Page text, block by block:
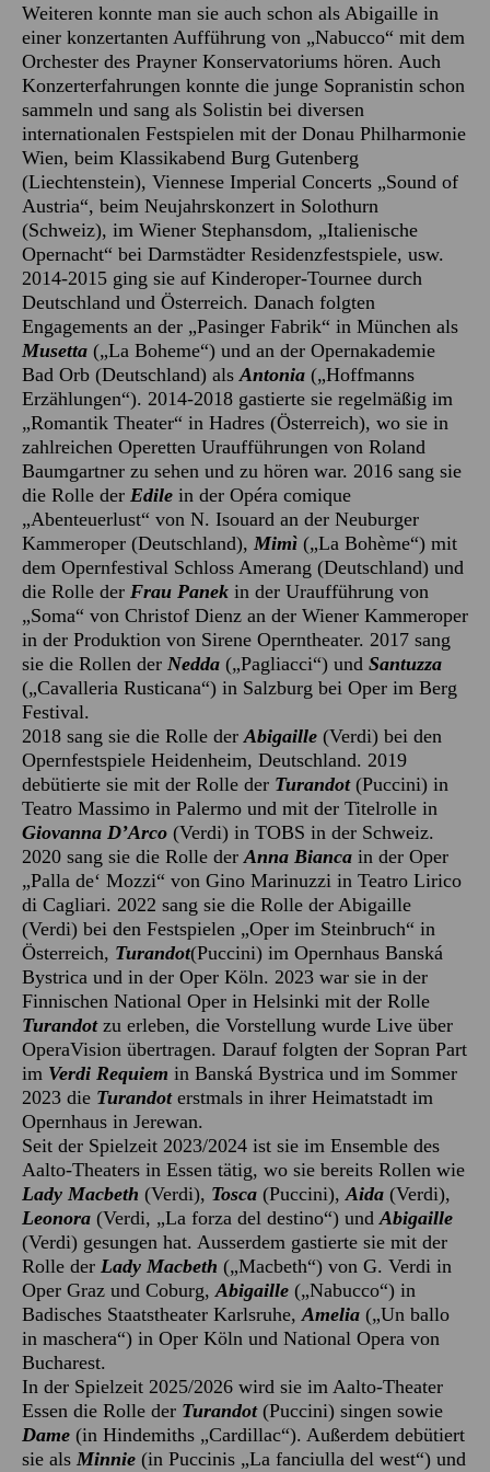
Weiteren konnte man sie auch schon als Abigaille in
einer konzertanten Aufführung von „Nabucco“ mit dem
Orchester des Prayner Konservatoriums hören. Auch
Konzerterfahrungen konnte die junge Sopranistin schon
sammeln und sang als Solistin bei diversen
internationalen Festspielen mit der Donau Philharmonie
Wien, beim Klassikabend Burg Gutenberg
(Liechtenstein), Viennese Imperial Concerts „Sound of
Austria“, beim Neujahrskonzert in Solothurn
(Schweiz), im Wiener Stephansdom, „Italienische
Opernacht“ bei Darmstädter Residenzfestspiele, usw.
2014-2015 ging sie auf Kinderoper-Tournee durch
Deutschland und Österreich. Danach folgten
Engagements an der „Pasinger Fabrik“ in München als
Musetta („La Boheme“) und an der Opernakademie
Bad Orb (Deutschland) alsAntonia („Hoffmanns
Erzählungen“). 2014-2018 gastierte sie regelmäßig im
„Romantik Theater“ in Hadres (Österreich), wo sie in
zahlreichen Operetten Uraufführungen von Roland
Baumgartner zu sehen und zu hören war. 2016 sang sie
die Rolle der Edile in der Opéra comique
„Abenteuerlust“ von N. Isouard an der Neuburger
Kammeroper (Deutschland), Mimì („La Bohème“) mit
dem Opernfestival Schloss Amerang (Deutschland) und
die Rolle der Frau Panek in der Uraufführung von
„Soma“ von Christof Dienz an der Wiener Kammeroper
in der Produktion von Sirene Operntheater. 2017 sang
sie die Rollen der Nedda („Pagliacci“) und Santuzza
(„Cavalleria Rusticana“) in Salzburg bei Oper im Berg
Festival.
2018 sang sie die Rolle derAbigaille (Verdi) bei den
Opernfestspiele Heidenheim, Deutschland. 2019
debütierte sie mit der Rolle der Turandot(Puccini) in
Teatro Massimo in Palermo und mit der Titelrolle in
Giovanna D’Arco (Verdi) in TOBS in der Schweiz.
2020 sang sie die Rolle derAnna Bianca in der Oper
„Palla de‘ Mozzi“ von Gino Marinuzzi in Teatro Lirico
di Cagliari. 2022 sang sie die Rolle der Abigaille
(Verdi) bei den Festspielen „Oper im Steinbruch“ in
Österreich, Turandot(Puccini) im Opernhaus Banská
Bystrica und in der Oper Köln. 2023 war sie in der
Finnischen National Oper in Helsinki mit der Rolle
Turandotzu erleben, die Vorstellung wurde Live über
OperaVision übertragen. Darauf folgten der Sopran Part
im Verdi Requiem in Banská Bystrica und im Sommer
2023 die Turandoterstmals in ihrer Heimatstadt im
Opernhaus in Jerewan.
Seit der Spielzeit 2023/2024 ist sie im Ensemble des
Aalto-Theaters in Essen tätig, wo sie bereits Rollen wie
Lady Macbeth (Verdi), Tosca (Puccini),Aida (Verdi),
Leonora (Verdi, „La forza del destino“) undAbigaille
(Verdi) gesungen hat. Ausserdem gastierte sie mit der
Rolle der Lady Macbeth („Macbeth“) von G. Verdi in
Oper Graz und Coburg,Abigaille („Nabucco“) in
Badisches Staatstheater Karlsruhe,Amelia („Un ballo
in maschera“) in Oper Köln und National Opera von
Bucharest.
In der Spielzeit 2025/2026 wird sie im Aalto-Theater
Essen die Rolle der Turandot(Puccini) singen sowie
Dame (in Hindemiths „Cardillac“). Außerdem debütiert
sie als Minnie (in Puccinis „La fanciulla del west“) und